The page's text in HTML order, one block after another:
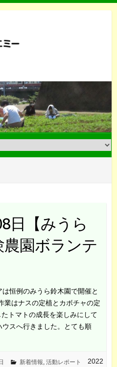
日【みうら
園ボランテ
恒例のみうら鈴木園で開催と
業はナスの定植とカボチャの定
トマトの成長を楽しみにして
スへ行きました。とても順
新着情報, 活動レポート
2022